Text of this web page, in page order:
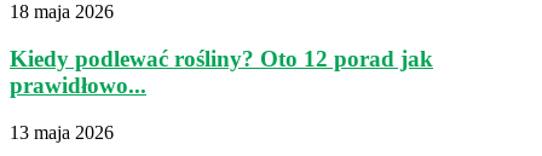
18 maja 2026
Kiedy podlewać rośliny? Oto 12 porad jak
prawidłowo...
13 maja 2026